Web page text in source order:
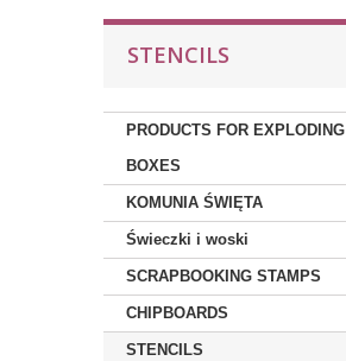
STENCILS
PRODUCTS FOR EXPLODING
BOXES
KOMUNIA ŚWIĘTA
Świeczki i woski
SCRAPBOOKING STAMPS
CHIPBOARDS
STENCILS